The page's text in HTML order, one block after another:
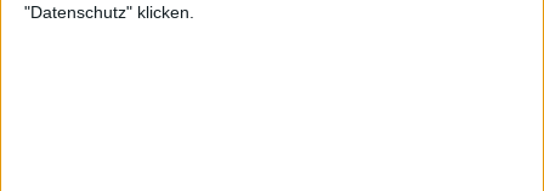
"Datenschutz" klicken.